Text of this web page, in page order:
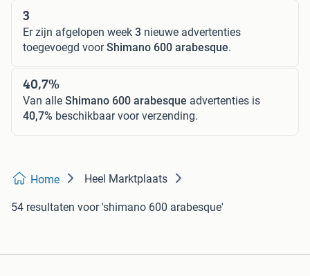
3
Er zijn afgelopen week 3 nieuwe advertenties
toegevoegd voorShimano 600 arabesque.
40,7%
Van alle Shimano 600 arabesque advertenties is
40,7% beschikbaar voor verzending.
Home Heel Marktplaats
54 resultaten voor 'shimano 600 arabesque'